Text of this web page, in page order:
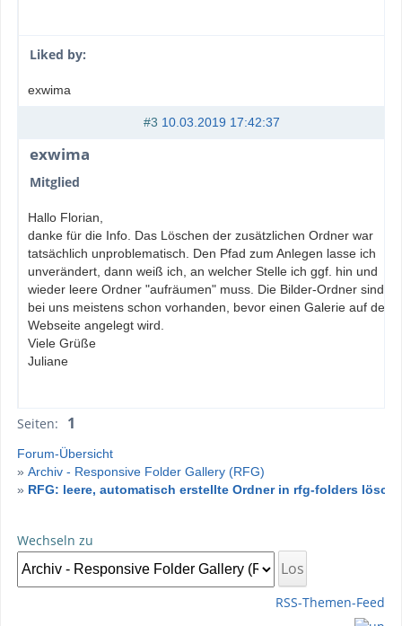
Liked by:
exwima
#3 10.03.2019 17:42:37
exwima
Mitglied
Hallo Florian,
danke für die Info. Das Löschen der zusätzlichen Ordner war
tatsächlich unproblematisch. Den Pfad zum Anlegen lasse ich
unverändert, dann weiß ich, an welcher Stelle ich ggf. hin und
wieder leere Ordner "aufräumen" muss. Die Bilder-Ordner sind
bei uns meistens schon vorhanden, bevor einen Galerie auf der
Webseite angelegt wird.
Viele Grüße
Juliane
Seiten: 1
Forum-Übersicht
» Archiv - Responsive Folder Gallery (RFG)
» RFG: leere, automatisch erstellte Ordner in rfg-folders
Wechseln zu
RSS-Themen-Feed